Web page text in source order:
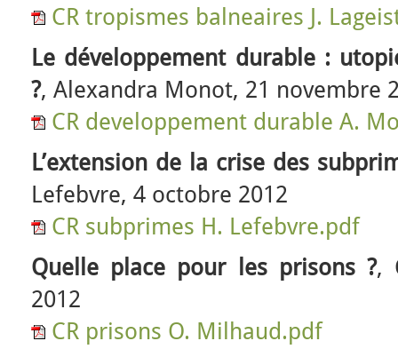
CR tropismes balneaires J.
Le développement durable :
?, Alexandra Monot, 21 novembre
CR developpement durable A.
L’extension de la crise des
Lefebvre, 4 octobre 2012
CR subprimes H. Lefebvre.pdf
Quelle place pour les prisons ?,
2012
CR prisons O. Milhaud.pdf